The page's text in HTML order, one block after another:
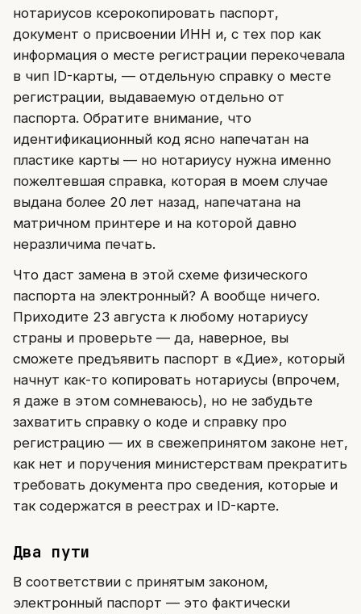
нотариусов ксерокопировать паспорт,
документ о присвоении ИНН и, с тех пор как
информация о месте регистрации перекочевала
в чип ID-карты, — отдельную справку о месте
регистрации, выдаваемую отдельно от
паспорта. Обратите внимание, что
идентификационный код ясно напечатан на
пластике карты — но нотариусу нужна именно
пожелтевшая справка, которая в моем случае
выдана более 20 лет назад, напечатана на
матричном принтере и на которой давно
неразличима печать.
Что даст замена в этой схеме физического
паспорта на электронный? А вообще ничего.
Приходите 23 августа к любому нотариусу
страны и проверьте — да, наверное, вы
сможете предъявить паспорт в «Дие», который
начнут как-то копировать нотариусы (впрочем,
я даже в этом сомневаюсь), но не забудьте
захватить справку о коде и справку про
регистрацию — их в свежепринятом законе нет,
как нет и поручения министерствам прекратить
требовать документа про сведения, которые и
так содержатся в реестрах и ID-карте.
Два пути
В соответствии с принятым законом,
электронный паспорт — это фактически